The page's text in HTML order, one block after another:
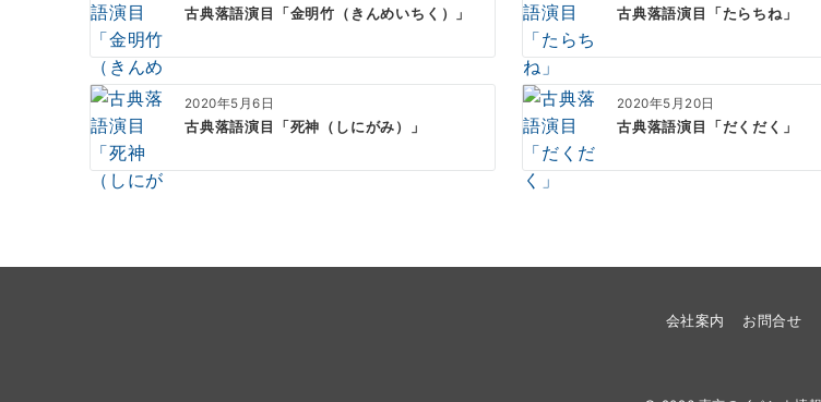
シ
ョ
ン
古典落語演目「金明竹（きんめいちく）」 古典落語演目「たらちね」
2020年5月6日
古典落語演目「死神（しにがみ）」
2020年5月20日
古典落語演目「だくだく」
会社案内 お問合せ